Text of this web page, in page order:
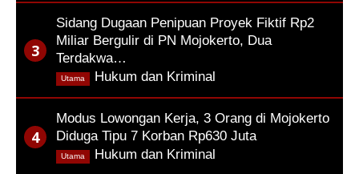
Sidang Dugaan Penipuan Proyek Fiktif Rp2
Miliar Bergulir di PN Mojokerto, Dua
Terdakwa…
Hukum dan Kriminal
Utama
Modus Lowongan Kerja, 3 Orang di Mojokerto
Diduga Tipu 7 Korban Rp630 Juta
Hukum dan Kriminal
Utama